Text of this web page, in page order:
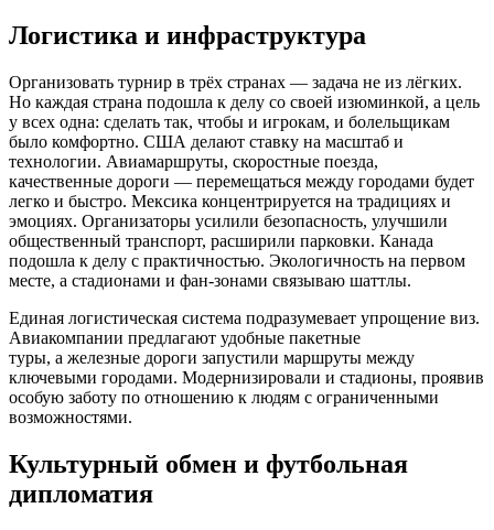
Логистика и инфраструктура
Организовать турнир в трёх странах — задача не из лёгких.
Но каждая страна подошла к делу со своей изюминкой, а цель
у всех одна: сделать так, чтобы и игрокам, и болельщикам
было комфортно. США делают ставку на масштаб и
технологии. Авиамаршруты, скоростные поезда,
качественные дороги — перемещаться между городами будет
легко и быстро. Мексика концентрируется на традициях и
эмоциях. Организаторы усилили безопасность, улучшили
общественный транспорт, расширили парковки. Канада
подошла к делу с практичностью. Экологичность на первом
месте, а стадионами и фан-зонами связываю шаттлы.
Единая логистическая система подразумевает упрощение виз.
Авиакомпании предлагают удобные пакетные
туры, а железные дороги запустили маршруты между
ключевыми городами. Модернизировали и стадионы, проявив
особую заботу по отношению к людям с ограниченными
возможностями.
Культурный обмен и футбольная
дипломатия